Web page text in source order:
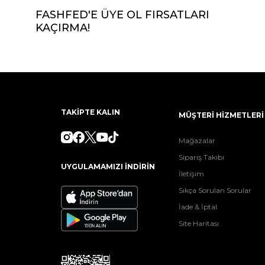
FASHFED'E ÜYE OL FIRSATLARI
KAÇIRMA!
TAKİPTE KALIN
UYGULAMAMIZI İNDİRİN
MÜŞTERİ HİZMETLERİ
Mağazalar
Sipariş Takibi
İletişim
Sıkça Sorulan Sorular
İade & İptal
Site Haritası